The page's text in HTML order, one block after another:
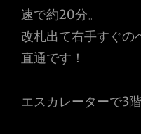
速で約20分。
改札出て右手すぐの
直通です！
エスカレーターで3